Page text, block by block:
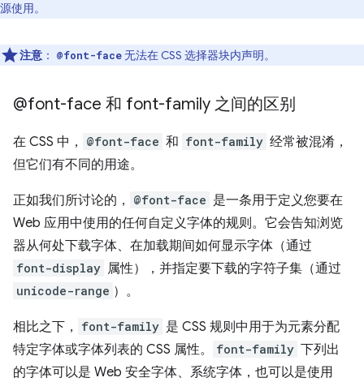
源使用。
注意 ： @font-face无法在 CSS 选择器块内声明。
@font-face 和 font-family 之间的区别
在 CSS 中， @font-face 和 font-family 经常被混淆，
但它们有不同的用途。
正如我们所讨论的， @font-face 是一条用于定义您要在
Web 应用中使用的任何自定义字体的规则。它会告知浏览
器从何处下载字体、在加载期间如何显示字体（通过
font-display 属性），并指定要下载的字符子集（通过
unicode-range ）。
相比之下， font-family 是 CSS 规则中用于为元素分配
特定字体或字体列表的 CSS 属性。
font-family 下列出
的字体可以是 Web 安全字体、系统字体，也可以是使用